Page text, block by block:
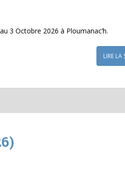
3 Octobre 2026 à Ploumanac’h.
LIRE LA